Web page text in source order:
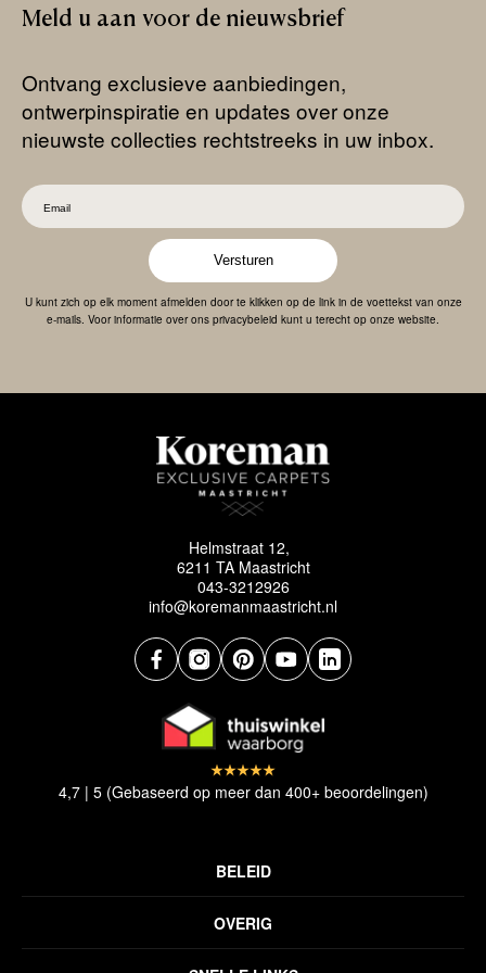
Meld u aan voor de nieuwsbrief
Ontvang exclusieve aanbiedingen,
ontwerpinspiratie en updates over onze
nieuwste collecties rechtstreeks in uw inbox.
Versturen
U kunt zich op elk moment afmelden door te klikken op de link in de voettekst van onze
e-mails. Voor informatie over ons privacybeleid kunt u terecht op onze website.
Helmstraat 12,
6211 TA Maastricht
043-3212926
info@koremanmaastricht.nl
OVERIG
BELEID
Disclaimer
4,7 | 5 (Gebaseerd op meer dan 400+ beoordelingen)